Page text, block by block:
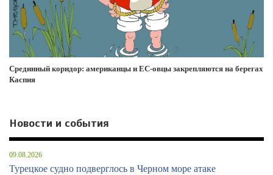
Срединный коридор: американцы и ЕС-овцы закрепляются на берегах
Каспия
Новости и события
09.08.2026
Турецкое судно подверглось в Черном море атаке